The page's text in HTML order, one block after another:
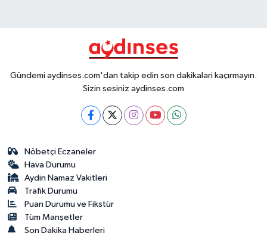
Gündemi aydinses.com'dan takip edin son dakikalari kaçırmayın.
Sizin sesiniz aydinses.com
Nöbetçi Eczaneler
Hava Durumu
Aydin Namaz Vakitleri
Trafik Durumu
Puan Durumu ve Fikstür
Tüm Manşetler
Son Dakika Haberleri